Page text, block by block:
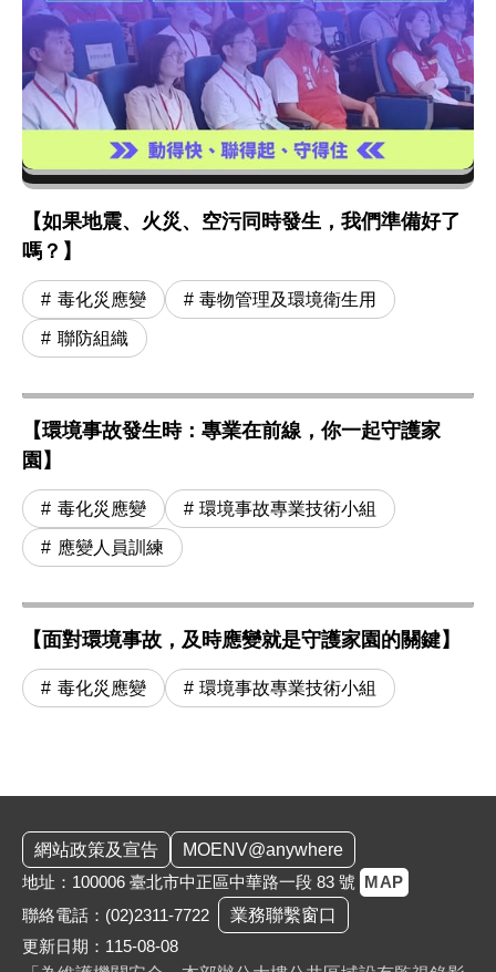
【如果地震、火災、空污同時發生，我們準備好了
嗎？】
毒化災應變 毒物管理及環境衛生用
聯防組織
【環境事故發生時：專業在前線，你一起守護家
園】
毒化災應變 環境事故專業技術小組
應變人員訓練
【面對環境事故，及時應變就是守護家園的關鍵】
毒化災應變 環境事故專業技術小組
網站政策及宣告
MOENV@anywhere
地址：100006 臺北市中正區中華路一段 83 號 MAP
聯絡電話： (02)2311-7722
業務聯繫窗口
更新日期：115-08-08